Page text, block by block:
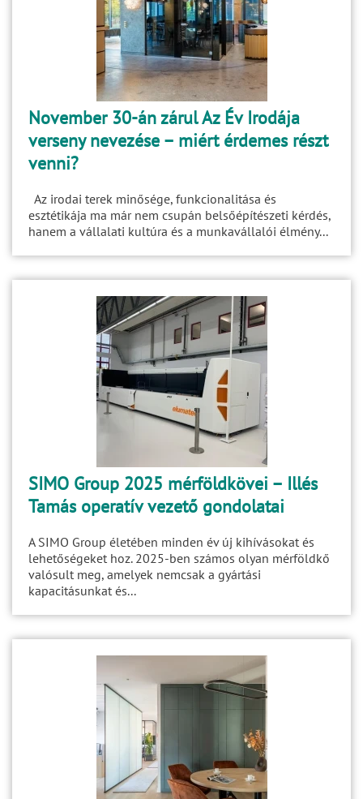
November 30-án zárul Az Év Irodája
verseny nevezése – miért érdemes részt
venni?
Az irodai terek minősége, funkcionalitása és
esztétikája ma már nem csupán belsőépítészeti kérdés,
hanem a vállalati kultúra és a munkavállalói élmény...
SIMO Group 2025 mérföldkövei – Illés
Tamás operatív vezető gondolatai
A SIMO Group életében minden év új kihívásokat és
lehetőségeket hoz. 2025-ben számos olyan mérföldkő
valósult meg, amelyek nemcsak a gyártási
kapacitásunkat és...